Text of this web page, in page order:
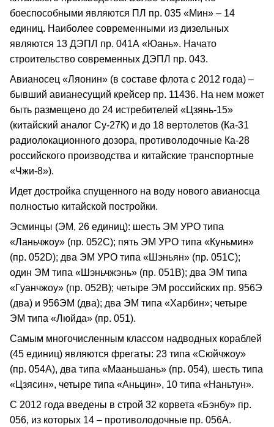
боеспособными являются ПЛ пр. 035 «Мин» – 14
единиц. Наиболее современными из дизельных
являются 13 ДЭПЛ пр. 041А «Юань». Начато
строительство современных ДЭПЛ пр. 043.
Авианосец «Ляонин» (в составе флота с 2012 года) –
бывший авианесущий крейсер пр. 11436. На нем может
быть размещено до 24 истребителей «Цзянь-15»
(китайский аналог Су-27К) и до 18 вертолетов (Ка-31
радиолокационного дозора, противолодочные Ка-28
российского производства и китайские транспортные
«Чжи-8»).
Идет достройка спущенного на воду нового авианосца
полностью китайской постройки.
Эсминцы (ЭМ, 26 единиц): шесть ЭМ УРО типа
«Ланьчжоу» (пр. 052С); пять ЭМ УРО типа «Куньмин»
(пр. 052D); два ЭМ УРО типа «Шэньян» (пр. 051С);
один ЭМ типа «Шэньчжэнь» (пр. 051B); два ЭМ типа
«Гуанчжоу» (пр. 052B); четыре ЭМ российских пр. 956Э
(два) и 956ЭМ (два); два ЭМ типа «Харбин»; четыре
ЭМ типа «Люйда» (пр. 051).
Самым многочисленным классом надводных кораблей
(45 единиц) являются фрегаты: 23 типа «Сюйчжоу»
(пр. 054А), два типа «Мааньшань» (пр. 054), шесть типа
«Цзясин», четыре типа «Аньцин», 10 типа «Наньтун».
С 2012 года введены в строй 32 корвета «Бэнбу» пр.
056, из которых 14 – противолодочные пр. 056А.